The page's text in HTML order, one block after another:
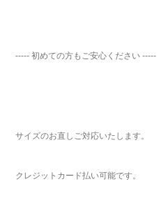
----- 初めての方もご安心ください -----
サイズのお直しご対応いたします。
クレジットカード払い可能です。